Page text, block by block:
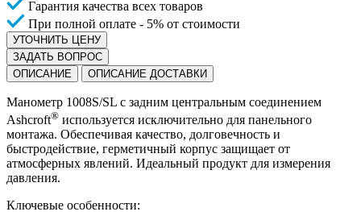
Гарантия качества всех товаров
При полной оплате - 5% от стоимости
УТОЧНИТЬ ЦЕНУ
ЗАДАТЬ ВОПРОС
ОПИСАНИЕ
ОПИСАНИЕ ДОСТАВКИ
Манометр 1008S/SL с задним центральным соединением
Ashcroft® используется исключительно для панельного
монтажа. Обеспечивая качество, долговечность и
быстродействие, герметичный корпус защищает от
атмосферных явлений. Идеальный продукт для измерения
давления.
Ключевые особенности: